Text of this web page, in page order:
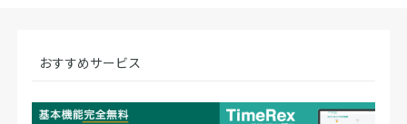
おすすめサービス